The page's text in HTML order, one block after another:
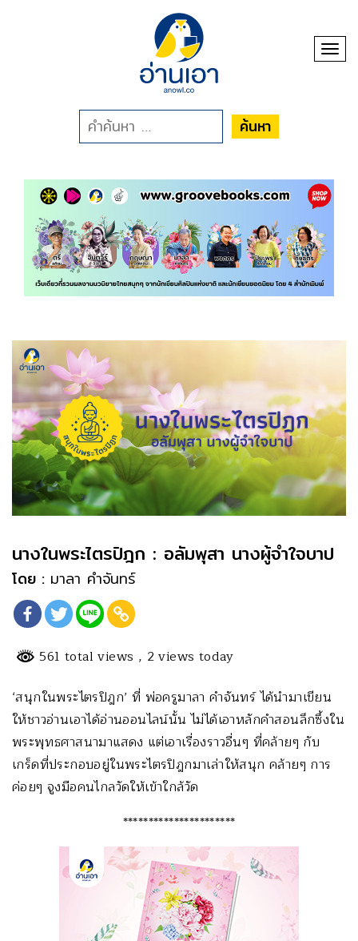
ค้นหา
นางในพระไตรปิฎก : อลัมพุสา นางผู้จำใจบาป
โดย : มาลา คำจันทร์
561 total views , 2 views today
‘สนุกในพระไตรปิฎก’ ที่ พ่อครูมาลา คำจันทร์ ได้นำมาเขียน
ให้ชาวอ่านเอาได้อ่านออนไลน์นั้น ไม่ได้เอาหลักคำสอนลึกซึ้งใน
พระพุทธศาสนามาแสดง แต่เอาเรื่องราวอื่นๆ ที่คล้ายๆ กับ
เกร็ดที่ประกอบอยู่ในพระไตรปิฎกมาเล่าให้สนุก คล้ายๆ การ
ค่อยๆ จูงมือคนไกลวัดให้เข้าใกล้วัด
**********************